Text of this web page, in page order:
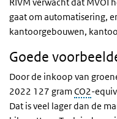
gaat om automatisering,
kantoorgebouwen,
Goede
Door de inkoop van
2022 127 gram CO2-
Dat is veel lager dan de